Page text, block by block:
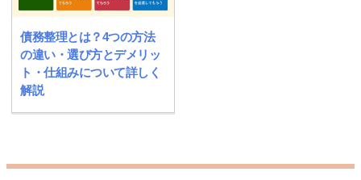
債務整理とは？4つの方法
の違い・選び方とデメリッ
ト・仕組みについて詳しく
解説